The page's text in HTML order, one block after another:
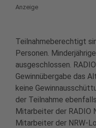
Anzeige
Teilnahmeberechtigt
Personen.
ausgeschlossen.
Gewinnübergabe das
keine
der Teilnahme
Mitarbeiter der RADIO
Mitarbeiter der NRW-